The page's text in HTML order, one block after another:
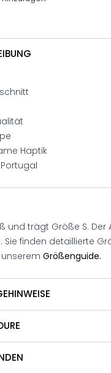
Haptik
und trägt Größe S. Der
Sie finden detaillierte
unseremGrößenguide.